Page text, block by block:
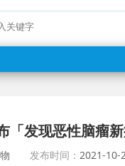
「发现恶性脑瘤新
发布时间： 2021-10-